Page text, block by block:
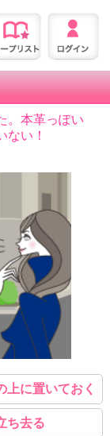
。本革っぽい
ない！
上に置いておく
ち去る